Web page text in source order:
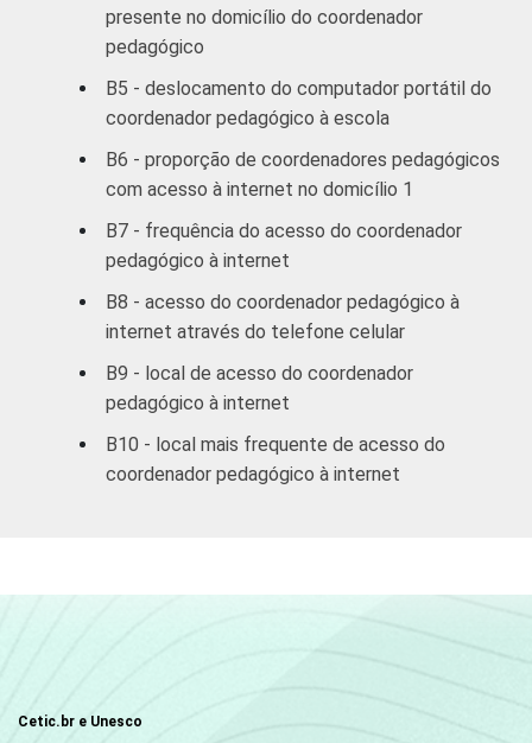
Pública
Total
Públicas
Particular 97 3
INSTALADO NO
LABORATÓRIO
DE INFORMÁTICA
94
INSTALADA NO
LABORATÓRIO
via computador de mesa (desktop) ou
presente no domicílio do coordenador
pedagógico
B5 - deslocamento do computador portátil do
coordenador pedagógico à escola
B6 - proporção de coordenadores pedagógicos
com acesso à internet no domicílio 1
B7 - frequência do acesso do coordenador
pedagógico à internet
B8 - acesso do coordenador pedagógico à
internet através do telefone celular
B9 - local de acesso do coordenador
pedagógico à internet
B10 - local mais frequente de acesso do
coordenador pedagógico à internet
Cetic.br e Unesco